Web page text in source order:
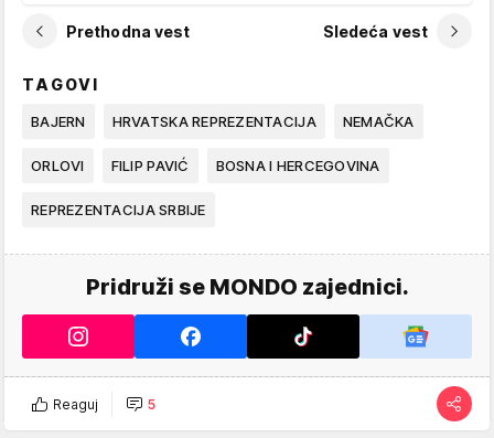
Prethodna vest Sledeća vest
TAGOVI
BAJERN HRVATSKA REPREZENTACIJA NEMAČKA
ORLOVI FILIP PAVIĆ BOSNA I HERCEGOVINA
REPREZENTACIJA SRBIJE
Pridruži se MONDO zajednici.
Reaguj 5